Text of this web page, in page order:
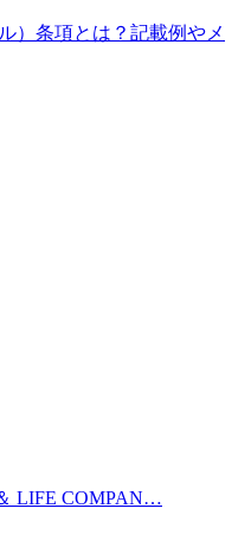
）条項とは？記載例やメ
LIFE COMPAN…